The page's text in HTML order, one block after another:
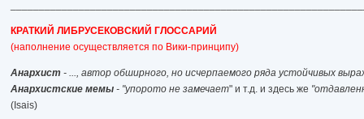
КРАТКИЙ ЛИБРУСЕКОВСКИЙ ГЛОССАРИЙ
(наполнение осуществляется по Вики-принципу)
Анархист - ..., автор обширного, но исчерпаемого ряда устойчивых
Анархистские мемы - "упорото не замечает" и т.д. и здесь же
(Isais)